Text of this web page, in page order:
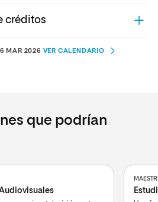
créditos
MAR 2026 VER CALENDARIO
que podrían